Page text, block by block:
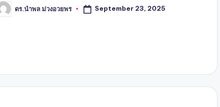
ดร.นำพล ม่วงอวยพร September 23, 2025